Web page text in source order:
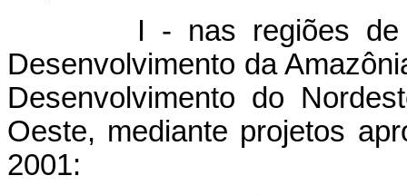
I - nas regiões de
Desenvolvimento da
Desenvolvimento do
Oeste, mediante projetos
2001: